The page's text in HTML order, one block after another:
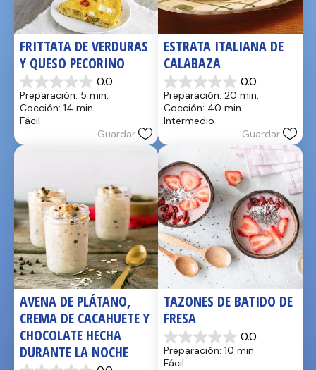
FRITTATA DE VERDURAS
Y QUESO PECORINO
0.0
0.0
de
5
estrellas.
Preparación: 5 min,
Cocción: 14 min
Fácil
Guardar
ESTRATA ITALIANA DE
CALABAZA
0.0
0.0
de
5
estrellas.
Preparación: 20 min,
Cocción: 40 min
Intermedio
Guardar
AVENA DE PLÁTANO,
CREMA DE CACAHUETE Y
CHOCOLATE HECHA
DURANTE LA NOCHE
TAZONES DE BATIDO DE
FRESA
0.0
0.0
de
Preparación: 10 min
Fácil